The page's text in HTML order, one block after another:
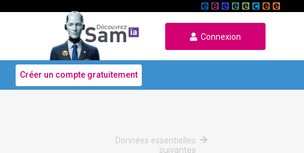
Connexion
Créer un compte gratuitement
Données essentielles
suivantes